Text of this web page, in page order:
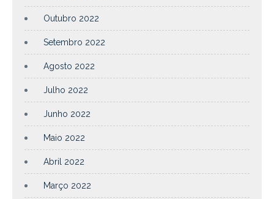
Outubro 2022
Setembro 2022
Agosto 2022
Julho 2022
Junho 2022
Maio 2022
Abril 2022
Março 2022